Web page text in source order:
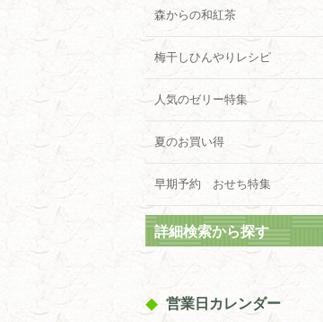
森からの和紅茶
梅干しひんやりレシピ
人気のゼリー特集
夏のお買い得
早期予約 おせち特集
詳細検索から探す
営業日カレンダー